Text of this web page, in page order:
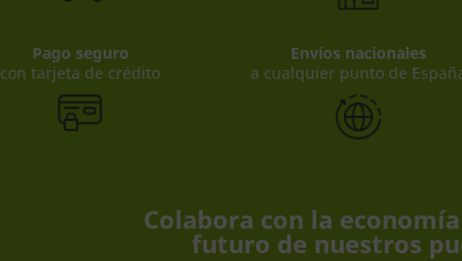
Pago seguro
con tarjeta de crédito
Envíos nacionales
a cualquier punto de
Colabora con la
futuro de nuestros